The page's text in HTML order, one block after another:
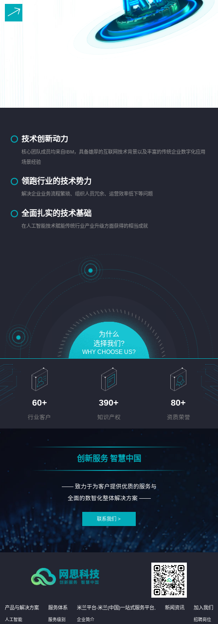
技术创新动力
核心团队成员均来自IBM，具备雄厚的互联网技术背景以及丰富的传统企业数字化应用
场景经验
领跑行业的技术势力
解决企业业务流程繁琐、组织人员冗余、运营效率低下等问题
全面扎实的技术基础
在人工智能技术赋能传统行业产业升级方面获得的相当成就
为什么
选择我们?
WHY CHOOSE US?
60+
行业客户
390+
知识产权
80+
资质荣誉
创新服务 智慧中国
—— 致力于为客户提供优质的服务与
全面的数智化整体解决方案 ——
联系我们 >
产品与解决方案
人工智能
服务体系
服务级别
米兰平台-米兰(中国)一站式服务平台,
企业简介
新闻资讯 加入我们
招聘岗位